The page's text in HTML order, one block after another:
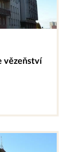
vězeňství